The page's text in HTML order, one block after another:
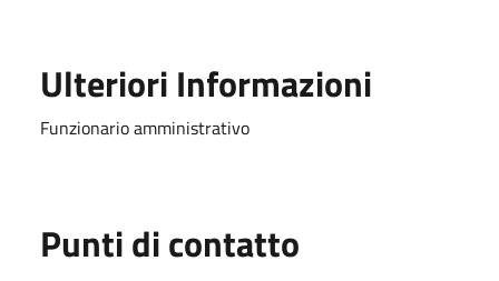
Ulteriori Informazioni
Funzionario amministrativo
Punti di contatto